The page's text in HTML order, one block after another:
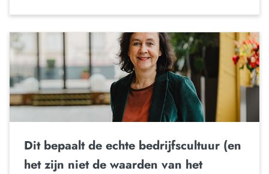
Dit bepaalt de echte bedrijfscultuur (en
het zijn niet de waarden van het